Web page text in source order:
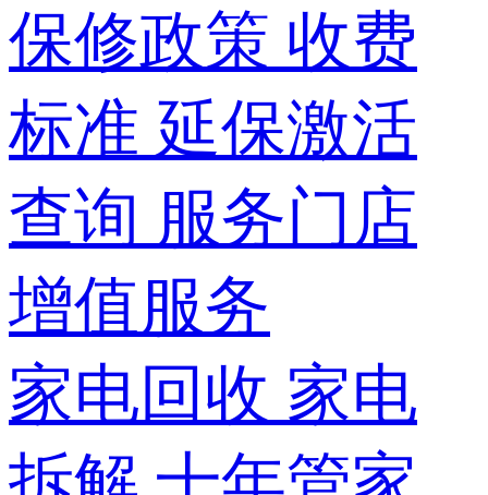
保修政策 收费
标准 延保激活
查询 服务门店
增值服务
家电回收 家电